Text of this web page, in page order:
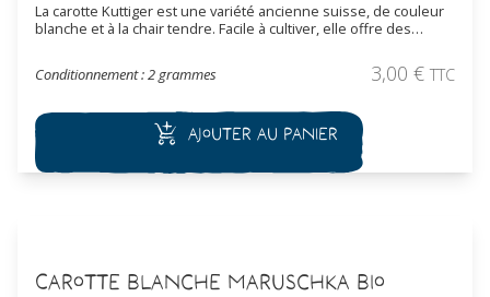
La carotte Kuttiger est une variété ancienne suisse, de couleur
blanche et à la chair tendre. Facile à cultiver, elle offre des
Conditionnement : 2 grammes 3,00 € TTC
Ajouter au panier
Carotte Blanche Maruschka Bio